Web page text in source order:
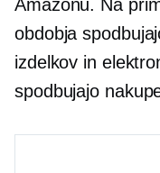
Amazonu. Na
obdobja
izdelkov in
spodbujajo